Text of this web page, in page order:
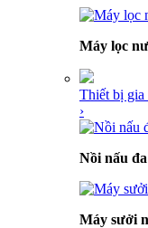
Máy lọc
Thiết bị gia
›
Nồi nấu
Máy sưởi